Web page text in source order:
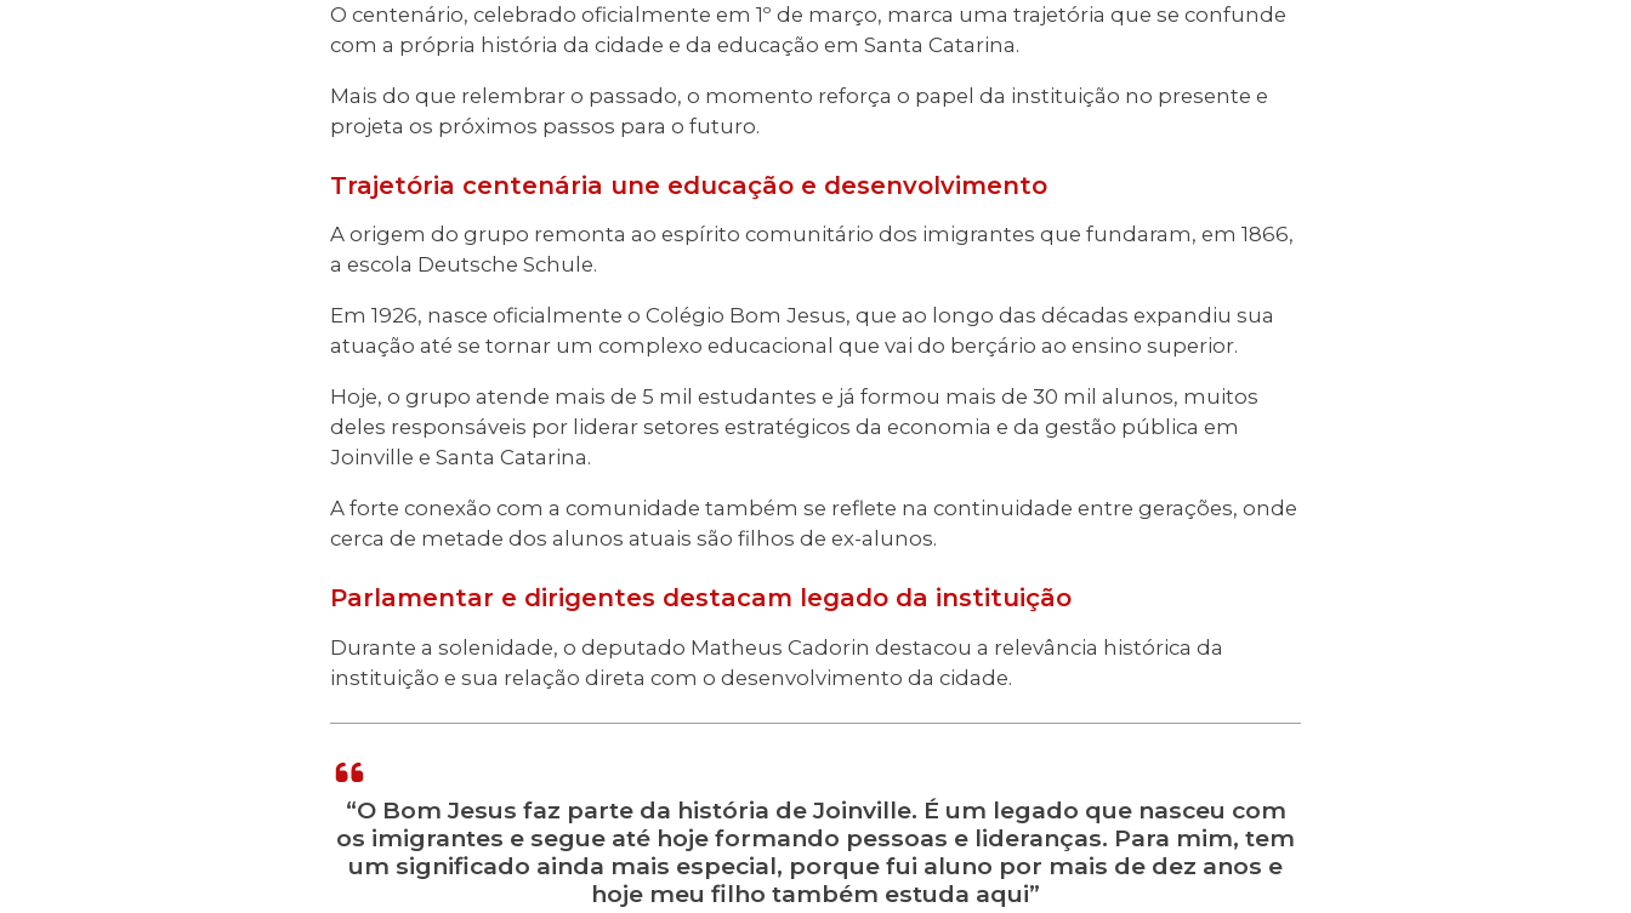
O centenário, celebrado oficialmente em 1º de março, marca uma trajetória que se confunde
com a própria história da cidade e da educação em Santa Catarina.
Mais do que relembrar o passado, o momento reforça o papel da instituição no presente e
projeta os próximos passos para o futuro.
Trajetória centenária une educação e desenvolvimento
A origem do grupo remonta ao espírito comunitário dos imigrantes que fundaram, em 1866,
a escola Deutsche Schule.
Em 1926, nasce oficialmente o Colégio Bom Jesus, que ao longo das décadas expandiu sua
atuação até se tornar um complexo educacional que vai do berçário ao ensino superior.
Hoje, o grupo atende mais de 5 mil estudantes e já formou mais de 30 mil alunos, muitos
deles responsáveis por liderar setores estratégicos da economia e da gestão pública em
Joinville e Santa Catarina.
A forte conexão com a comunidade também se reflete na continuidade entre gerações, onde
cerca de metade dos alunos atuais são filhos de ex-alunos.
Parlamentar e dirigentes destacam legado da instituição
Durante a solenidade, o deputado Matheus Cadorin destacou a relevância histórica da
instituição e sua relação direta com o desenvolvimento da cidade.
“O Bom Jesus faz parte da história de Joinville. É um legado que nasceu com
os imigrantes e segue até hoje formando pessoas e lideranças. Para mim, tem
um significado ainda mais especial, porque fui aluno por mais de dez anos e
hoje meu filho também estuda aqui”